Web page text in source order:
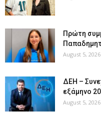
Πρώτη
August 5, 2026
ΔΕΗ –
εξάμηνο
August 5, 2026